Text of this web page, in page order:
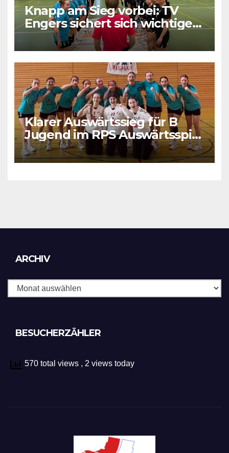
Knapp am Sieg vorbei: TV
Engers sichert sich wichtigen
Punkt
Klarer Auswärtssieg für B
Jugend im RPS Auswärtsspiel
in Luxenburg
ARCHIV
BESUCHERZÄHLER
570 total views , 2 views today